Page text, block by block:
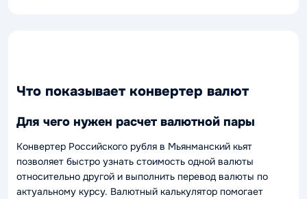
Что показывает конвертер валют
Для чего нужен расчет валютной пары
Конвертер Российского рубля в Мьянманский кьят
позволяет быстро узнать стоимость одной валюты
относительно другой и выполнить перевод валюты по
актуальному курсу. Валютный калькулятор помогает